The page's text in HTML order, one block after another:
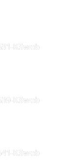
KSweb
KSweb
KSweb